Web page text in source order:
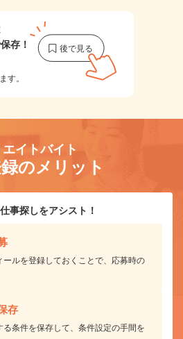
存！
す。
エイトバイト
のメリット
事探しをアシスト！
ールを登録しておくことで、応募時の
存
る条件を保存して、条件設定の手間を